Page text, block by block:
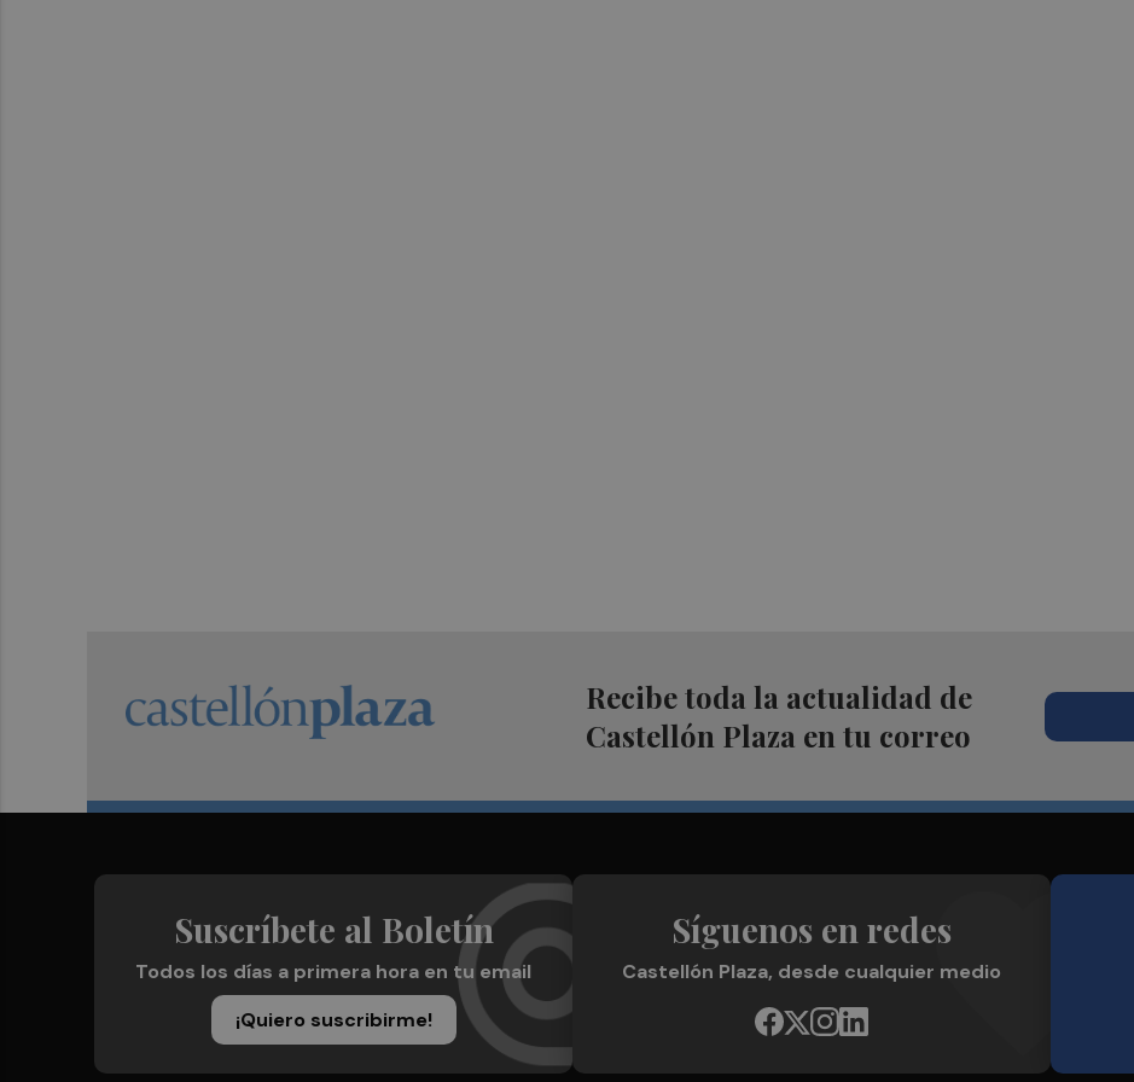
Recibe toda la actualidad de
Castellón Plaza en tu correo
Suscríbete al Boletín
Todos los días a primera hora en tu email
¡Quiero suscribirme!
Síguenos en redes
Castellón Plaza, desde cualquier medio